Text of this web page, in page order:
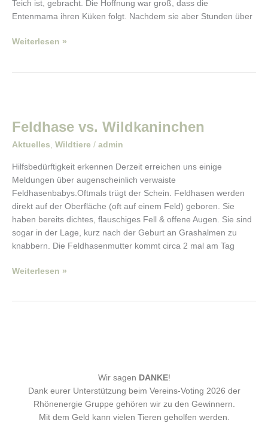
Teich ist, gebracht. Die Hoffnung war groß, dass die
Entenmama ihren Küken folgt. Nachdem sie aber Stunden über
Weiterlesen »
Feldhase vs. Wildkaninchen
Aktuelles, Wildtiere / admin
Hilfsbedürftigkeit erkennen Derzeit erreichen uns einige
Meldungen über augenscheinlich verwaiste
Feldhasenbabys.Oftmals trügt der Schein. Feldhasen werden
direkt auf der Oberfläche (oft auf einem Feld) geboren. Sie
haben bereits dichtes, flauschiges Fell & offene Augen. Sie sind
sogar in der Lage, kurz nach der Geburt an Grashalmen zu
knabbern. Die Feldhasenmutter kommt circa 2 mal am Tag
Wildkaninchen
Weiterlesen »
Wir sagen DANKE!
Dank eurer Unterstützung beim Vereins-Voting 2026 der
Rhönenergie Gruppe gehören wir zu den Gewinnern.
Mit dem Geld kann vielen Tieren geholfen werden.